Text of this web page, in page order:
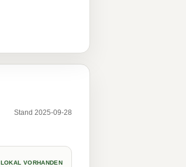
Stand 2025-09-28
LOKAL VORHANDEN